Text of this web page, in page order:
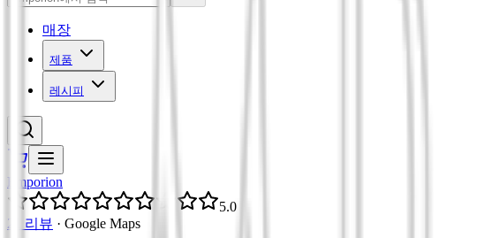
매장
제품
레시피
Emporion
5.0
21 리뷰 · Google Maps